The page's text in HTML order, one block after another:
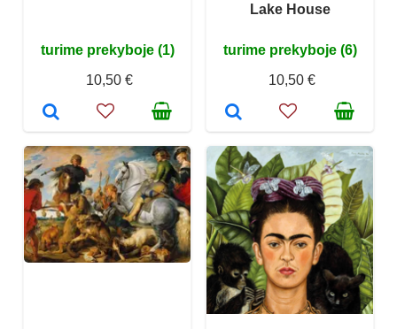
turime prekyboje (1)
10,50 €
Lake House
turime prekyboje (6)
10,50 €